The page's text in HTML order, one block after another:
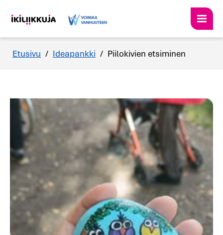
Etusivu / Ideapankki / Piilokivien etsiminen